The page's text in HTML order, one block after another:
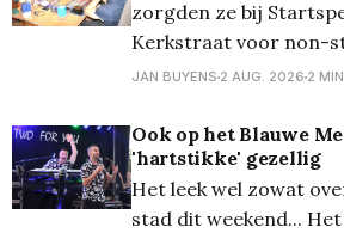
zorgden ze bij
Kerkstraat voor non-
momenten en pure
bordspellen of trading
potje poker;
meer. De
JAN BUYENS 2 AUG. 2026 2 MIN
Ook op het Blauwe
'hartstikke' gezellig
Het leek wel zowat
stad dit weekend...